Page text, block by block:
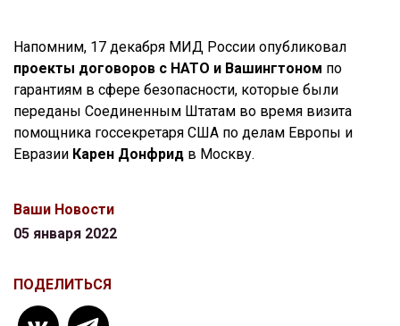
Напомним, 17 декабря МИД России опубликовал
проекты договоров с НАТО и Вашингтоном по
гарантиям в сфере безопасности, которые были
переданы Соединенным Штатам во время визита
помощника госсекретаря США по делам Европы и
Евразии Карен Донфрид в Москву.
Ваши Новости
05 января 2022
ПОДЕЛИТЬСЯ